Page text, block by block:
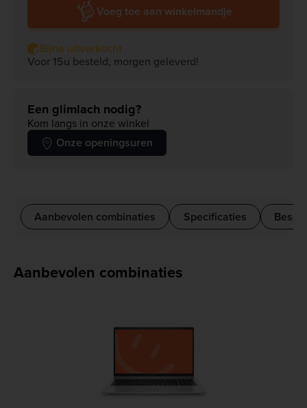
Voeg toe aan winkelmandje
Bijna uitverkocht
Voor 15u besteld, morgen geleverd!
Een glimlach nodig?
Kom langs in onze winkel
Onze openingsuren
Aanbevolen combinaties Specificaties
Aanbevolen combinaties